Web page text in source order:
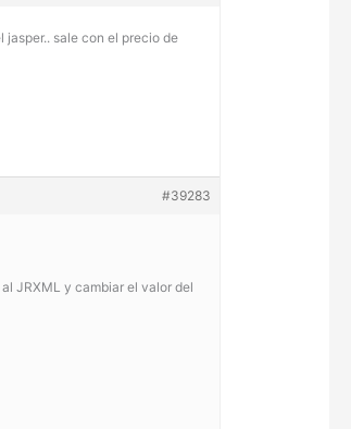
sale con el precio de
#39283
JRXML y cambiar el valor del